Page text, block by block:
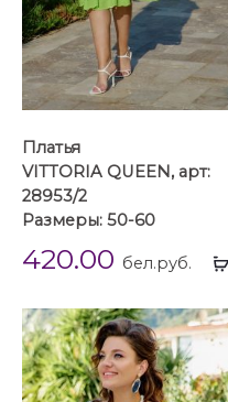
Платья
VITTORIA QUEEN, арт:
28953/2
Размеры: 50-60
420.00 бел.руб.